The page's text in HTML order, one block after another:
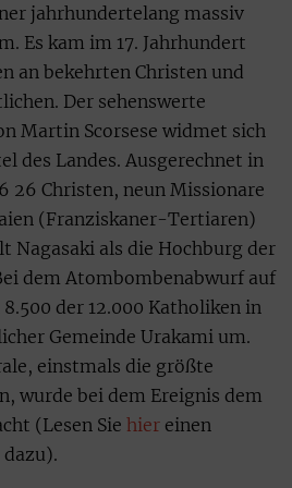
jahrhundertelang massiv
Es kam im 17. Jahrhundert
an bekehrten Christen und
Der sehenswerte
Martin Scorsese widmet sich
des Landes. Ausgerechnet in
26 Christen, neun Missionare
(Franziskaner-Tertiaren)
Nagasaki als die Hochburg der
dem Atombombenabwurf auf
der 12.000 Katholiken in
Gemeinde Urakami um.
einstmals die größte
wurde bei dem Ereignis dem
(Lesen Sie hier einen